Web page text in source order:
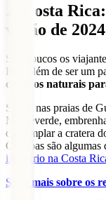
2. Costa
verão de 2024
São poucos os
Para além de ser um
destinos naturais
Surfar nas praias de
Monteverde,
contemplar a cratera
Caraíbas são
itinerário na Costa
Sabe mais sobre os